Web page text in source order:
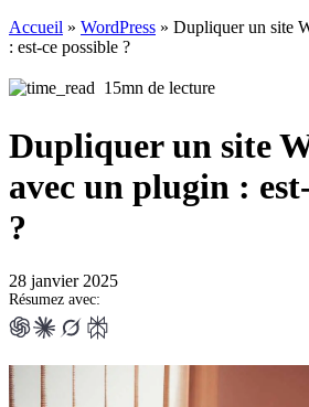
Accueil » WordPress » Dupliquer un site
: est-ce possible ?
15mn de lecture
Dupliquer un site
avec un plugin :
?
28 janvier 2025
Résumez avec: